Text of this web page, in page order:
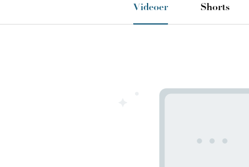
Videoer Shorts